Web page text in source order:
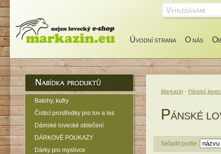
O
O NÁS
ÚVODNÍ STRANA
Markazin · Pánské
PÁNSKÉ
Seřadit podle:
Batohy, kufry
Čisticí prostředky pro lov a les
Dámské lovecké oblečení
DÁRKOVÉ POUKAZY
Dárky pro myslivce